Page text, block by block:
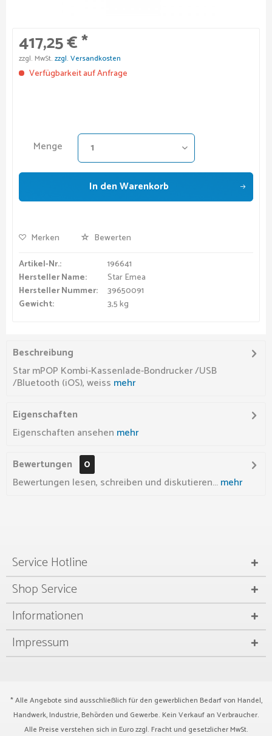
417,25 € *
zzgl. MwSt. zzgl. Versandkosten
Verfügbarkeit auf Anfrage
Menge
In denWarenkorb
Merken
Bewerten
Artikel-Nr.:
196641
Hersteller Name:
Star Emea
Hersteller Nummer:
39650091
Gewicht:
3,5 kg
Beschreibung
Star mPOP Kombi-Kassenlade-Bondrucker /USB
/Bluetooth (iOS), weiss mehr
Eigenschaften
Eigenschaften ansehen mehr
Bewertungen
0
Bewertungen lesen, schreiben und diskutieren...mehr
Service Hotline
Shop Service
Informationen
Impressum
* Alle Angebote sind ausschließlich für den gewerblichen Bedarf von Handel,
Handwerk, Industrie, Behörden und Gewerbe. Kein Verkauf an Verbraucher.
Alle Preise verstehen sich in Euro zzgl. Frachtund gesetzlicher MwSt.